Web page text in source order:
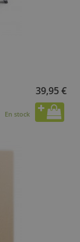
39,95 €
En stock